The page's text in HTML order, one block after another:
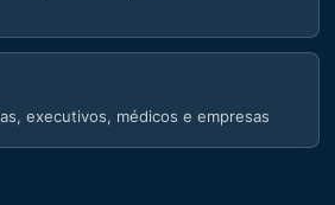
executivos, médicos e empresas